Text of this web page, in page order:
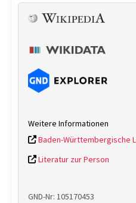
Weitere Informationen
Baden-Württembergische
Literatur zur Person
GND-Nr: 105170453